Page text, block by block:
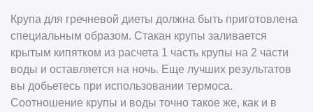
Крупа для гречневой диеты должна быть приготовлена
специальным образом. Стакан крупы заливается
крытым кипятком из расчета 1 часть крупы на 2 части
воды и оставляется на ночь. Еще лучших результатов
вы добьетесь при использовании термоса.
Соотношение крупы и воды точно такое же, как и в